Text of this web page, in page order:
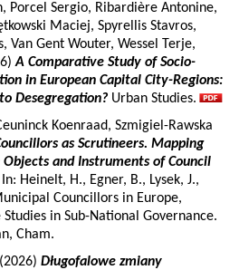
Porcel Sergio, Ribardière Antonine,
Maciej, Spyrellis Stavros,
Van Gent Wouter, Wessel Terje,
A Comparative Study of Socio-
in European Capital City-Regions:
Desegregation? Urban Studies.
Koenraad, Szmigiel-Rawska
as Scrutineers. Mapping
and Instruments of Council
In: Heinelt, H., Egner, B., Lysek, J.,
Councillors in Europe,
in Sub-National Governance.
Cham.
Długofalowe zmiany